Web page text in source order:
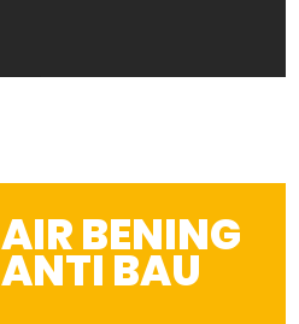
AIR BENING
ANTI BAU